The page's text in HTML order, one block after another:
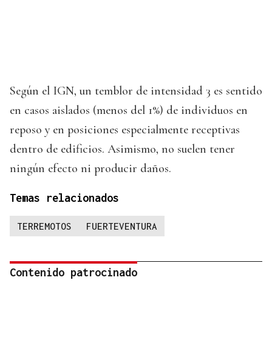
Según el IGN, un temblor de intensidad 3 es sentido
en casos aislados (menos del 1%) de individuos en
reposo y en posiciones especialmente receptivas
dentro de edificios. Asimismo, no suelen tener
ningún efecto ni producir daños.
Temas relacionados
TERREMOTOS FUERTEVENTURA
Contenido patrocinado